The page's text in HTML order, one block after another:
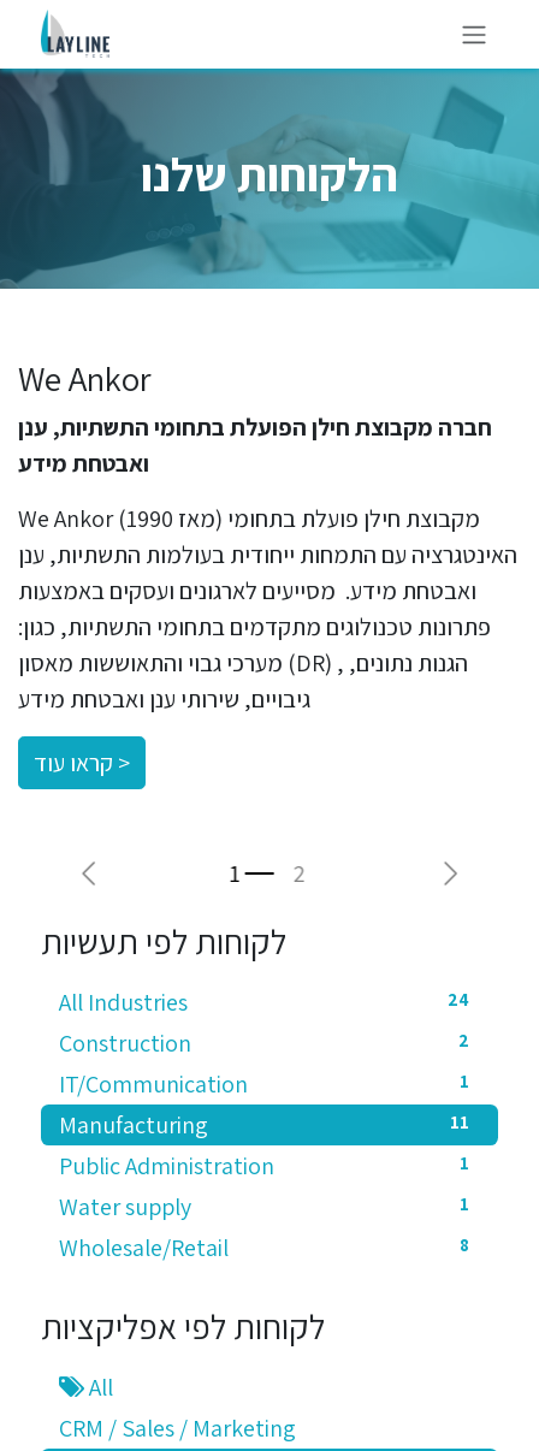
Skip to Content
הלקוחות שלנו
We Ankor
חברה מקבוצת חילן הפועלת בתחומי התשתיות, ענן
ואבטחת מידע
We Ankor (מאז 1990) מקבוצת חילן פועלת בתחומי
האינטגרציה עם התמחות ייחודית בעולמות התשתיות, ענן
ואבטחת מידע. מסייעים לארגונים ועסקים באמצעות
פתרונות טכנולוגים מתקדמים בתחומי התשתיות, כגון:
מערכי גבוי והתאוששות מאסון (DR) , הגנות נתונים,
גיבויים, שירותי ענן ואבטחת מידע
קראו עוד >
Previous Next
לקוחות לפי תעשיות
24
All Industries
2
Construction
1
IT/Communication
11
Manufacturing
1
Public Administration
1
Water supply
8
Wholesale/Retail
לקוחות לפי אפליקציות
All
CRM / Sales / Marketing